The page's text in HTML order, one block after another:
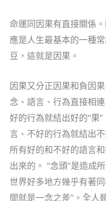
命運同因果有直接關係
應是人生最基本的一種
豆，這就是因果。
因果又分正因果和負因
念、語言、行為直接相
好的行為就結出好的“果
言、不好的行為就結出
所有好的和不好的語言
出來的。 “念頭”是造成
世界好多地方幾乎有著
間就是一念之差”。全人